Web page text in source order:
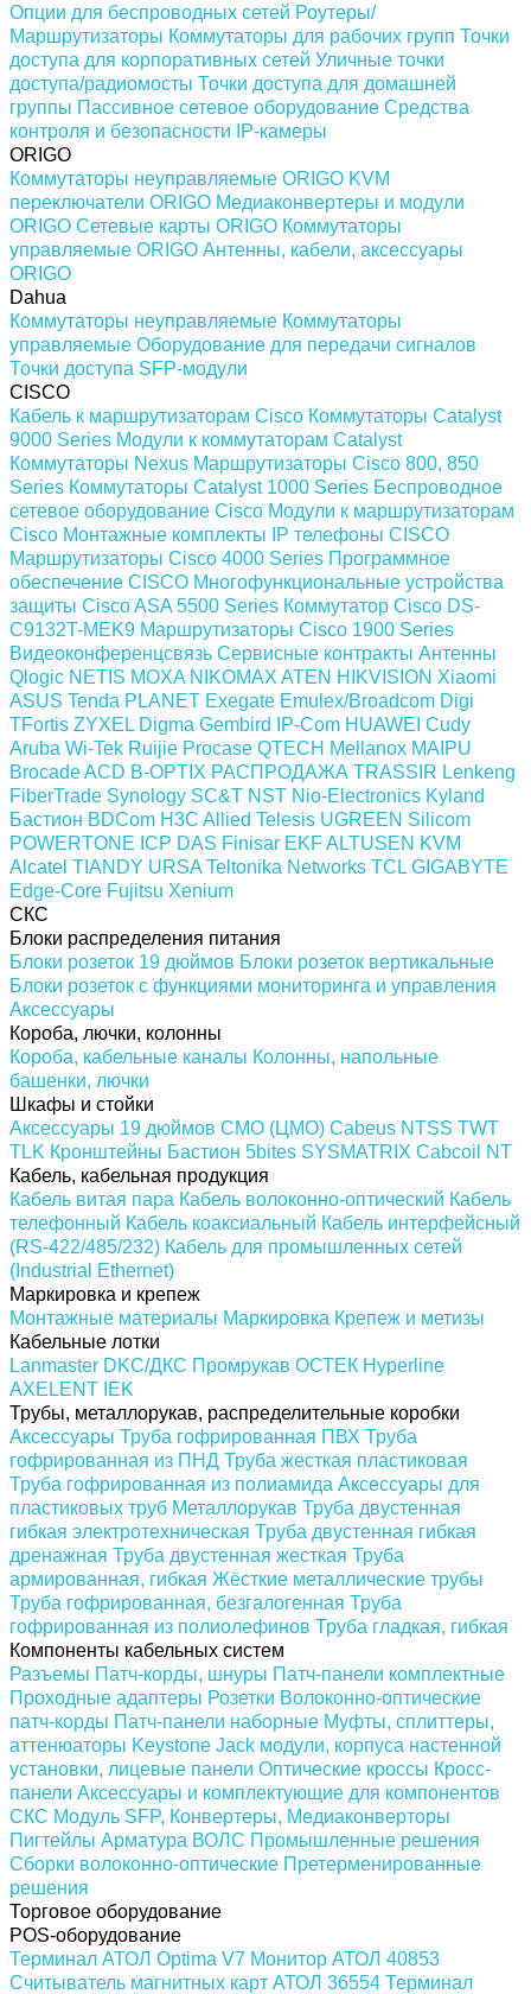
Опции для беспроводных сетей Роутеры/
Маршрутизаторы Коммутаторы для рабочих групп Точки
доступа для корпоративных сетей Уличные точки
доступа/радиомосты Точки доступа для домашней
группы Пассивное сетевое оборудование Средства
контроля и безопасности
IP-камеры
ORIGO
Коммутаторы неуправляемые ORIGO KVM
переключатели ORIGO Медиаконвертеры и модули
ORIGO Сетевые карты ORIGO Коммутаторы
управляемые ORIGO Антенны, кабели, аксессуары
ORIGO
Dahua
Коммутаторы неуправляемые Коммутаторы
управляемые Оборудование для передачи сигналов
Точки доступа SFP-модули
CISCO
Кабель к маршрутизаторам Cisco Коммутаторы Catalyst
9000 Series Модули к коммутаторам Catalyst
Коммутаторы Nexus Маршрутизаторы Cisco 800, 850
Series Коммутаторы Catalyst 1000 Series Беспроводное
сетевое оборудование Cisco Модули к маршрутизаторам
Cisco Монтажные комплекты
IP телефоны СISCO
Маршрутизаторы Cisco 4000 Series Программное
обеспечение СISCO Многофункциональные устройства
защиты Cisco ASA 5500 Series Коммутатор Cisco DS-
C9132T-MEK9 Маршрутизаторы Cisco 1900 Series
Видеоконференцсвязь Сервисные контракты Антенны
Qlogic NETIS MOXA NIKOMAX ATEN HIKVISION Xiaomi
ASUS Tenda PLANET Exegate Emulex/Broadcom Digi
TFortis ZYXEL Digma Gembird IP-Com HUAWEI Cudy
Aruba Wi-Tek Ruijie Procase QTECH Mellanox MAIPU
BrocadeACD B-OPTIX РАСПРОДАЖА TRASSIR Lenkeng
FiberTrade Synology SC&T NST Nio-Electronics Kyland
Бастион BDCom H3C Allied Telesis UGREEN Silicom
POWERTONE ICP DAS Finisar EKFALTUSEN KVM
Alcatel TIANDY URSA Teltonika Networks TCL GIGABYTE
Edge-Core Fujitsu Xenium
СКС
Блоки распределения питания
Блоки розеток 19 дюймов Блоки розеток вертикальные
Блоки розеток с функциями мониторинга и управления
Аксессуары
Короба, лючки, колонны
Короба, кабельные каналы Колонны, напольные
башенки, лючки
Шкафы и стойки
Аксессуары 19 дюймов CMO (ЦМО) Cabeus NTSS TWT
TLK Кронштейны Бастион 5bites SYSMATRIX Cabcoil
NT
Кабель, кабельная продукция
Кабель витая пара Кабель волоконно-оптический Кабель
телефонный Кабель коаксиальный Кабель интерфейсный
(RS-422/485/232) Кабель для промышленных сетей
(Industrial Ethernet)
Маркировка и крепеж
Монтажные материалы Маркировка Крепеж и метизы
Кабельные лотки
Lanmaster DKC/ДКС Промрукав ОСТЕК Hyperline
AXELENT IEK
Трубы, металлорукав, распределительные коробки
Аксессуары Труба гофрированная ПВХ Труба
гофрированная из ПНД Труба жесткая пластиковая
Труба гофрированная из полиамида Аксессуары для
пластиковых труб Металлорукав Труба двустенная
гибкая электротехническая Труба двустенная гибкая
дренажная Труба двустенная жесткая Труба
армированная, гибкая Жёсткие металлические трубы
Труба гофрированная, безгалогенная Труба
гофрированная из полиолефинов Труба гладкая, гибкая
Компоненты кабельных систем
Разъемы Патч-корды, шнуры Патч-панели комплектные
Проходные адаптеры Розетки Волоконно-оптические
патч-корды Патч-панели наборные Муфты, сплиттеры,
аттенюаторы Keystone Jack модули, корпуса настенной
установки, лицевые панели Оптические кроссы Кросс-
панели Аксессуары и комплектующие для компонентов
СКС Модуль SFP, Конвертеры, Медиаконверторы
Пигтейлы Арматура ВОЛС Промышленные решения
Сборки волоконно-оптические Претерменированные
решения
Торговое оборудование
POS-оборудование
Терминал АТОЛ Optima V7 Монитор АТОЛ 40853
Считыватель магнитных карт АТОЛ 36554 Терминал